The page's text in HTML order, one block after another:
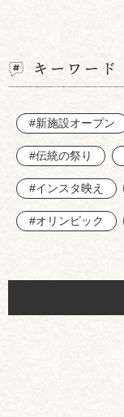
キーワード
#新施設オープン
#伝統の祭り
#インスタ映え
#オリンピック